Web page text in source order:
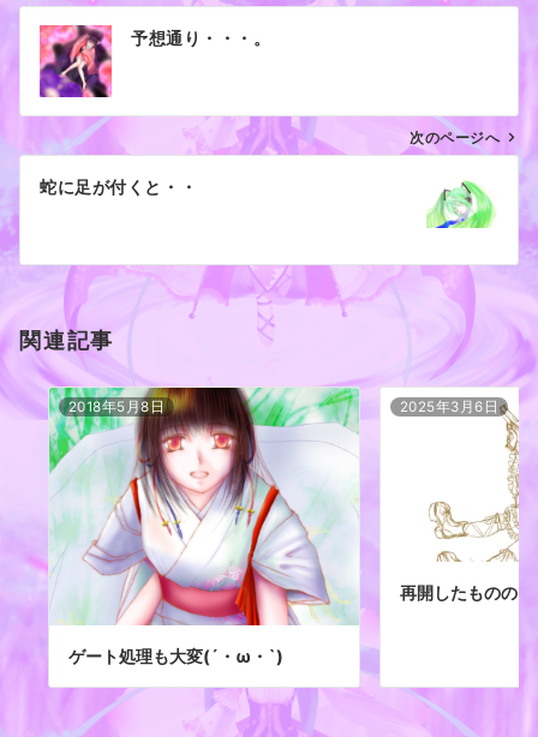
ビ
ン
予想通り・・・。
次のページへ
蛇に足が付くと・・
関連記事
2018年5月8日
ゲート処理も大変(´・ω・`)
2025年3月6日
再開したものの